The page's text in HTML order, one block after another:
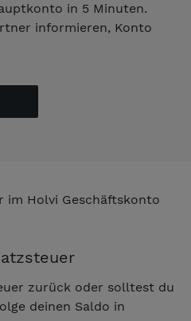
in 5 Minuten.
informieren, Konto
zurück oder solltest du
deinen Saldo in